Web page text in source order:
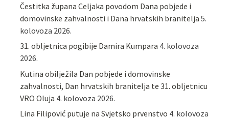
Čestitka župana Celjaka povodom Dana pobjede i
domovinske zahvalnosti i Dana hrvatskih branitelja 5.
kolovoza 2026.
31. obljetnica pogibije Damira Kumpara 4. kolovoza
2026.
Kutina obilježila Dan pobjede i domovinske
zahvalnosti, Dan hrvatskih branitelja te 31. obljetnicu
VRO Oluja 4. kolovoza 2026.
Lina Filipović putuje na Svjetsko prvenstvo 4. kolovoza